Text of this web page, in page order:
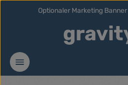
Zum Hauptinhalt springen
Optionaler Marketing Banner